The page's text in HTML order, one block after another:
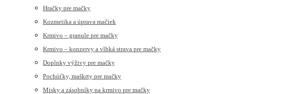
Hračky pre mačky
Kozmetika a úprava mačiek
Krmivo – granule pre mačky
Krmivo – konzervy a vlhká strava pre mačky
Doplnky výživy pre mačky
Pochúťky, maškrty pre mačky
Misky a zásobníky na krmivo pre mačky